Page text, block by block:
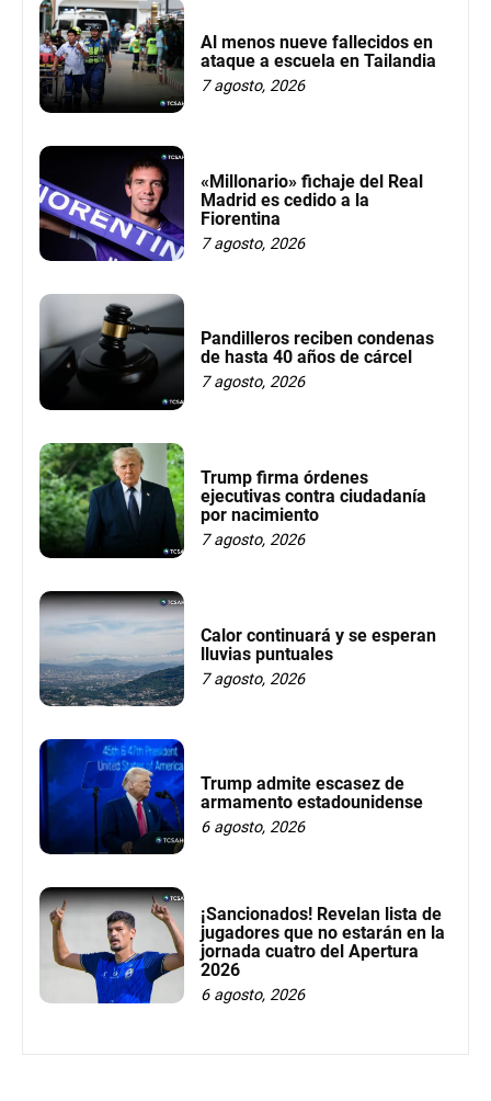
Al menos nueve fallecidos en
ataque a escuela en Tailandia
7 agosto, 2026
«Millonario» fichaje del Real
Madrid es cedido a la
Fiorentina
7 agosto, 2026
Pandilleros reciben condenas
de hasta 40 años de cárcel
7 agosto, 2026
Trump firma órdenes
ejecutivas contra ciudadanía
por nacimiento
7 agosto, 2026
Calor continuará y se esperan
lluvias puntuales
7 agosto, 2026
Trump admite escasez de
armamento estadounidense
6 agosto, 2026
¡Sancionados! Revelan lista de
jugadores que no estarán en la
jornada cuatro del Apertura
2026
6 agosto, 2026